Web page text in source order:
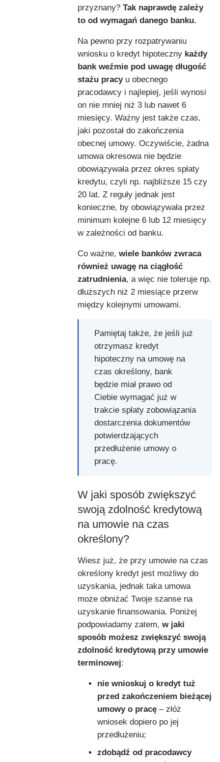
przyznany? Tak naprawdę zależy
to od wymagań danego banku.
Na pewno przy rozpatrywaniu
wniosku o kredyt hipoteczny każdy
bank weźmie pod uwagę długość
stażu pracyu obecnego
pracodawcy i najlepiej, jeśli wynosi
on nie mniej niż 3 lub nawet 6
miesięcy. Ważny jest także czas,
jaki pozostał do zakończenia
obecnej umowy. Oczywiście, żadna
umowa okresowa nie będzie
obowiązywała przez okres spłaty
kredytu, czyli np. najbliższe 15 czy
20 lat. Z reguły jednak jest
konieczne, by obowiązywała przez
minimum kolejne 6 lub 12 miesięcy
w zależności od banku.
Co ważne, wiele banków zwraca
również uwagę na ciągłość
zatrudnienia, a więc nie toleruje np.
dłuższych niż 2 miesiące przerw
między kolejnymi umowami.
Pamiętaj także, że jeśli już
otrzymasz kredyt
hipoteczny na umowę na
czas określony, bank
będzie miał prawo od
Ciebie wymagać już w
trakcie spłaty zobowiązania
dostarczenia dokumentów
potwierdzających
przedłużenie umowy o
pracę.
W jaki sposób zwiększyć
swoją zdolność kredytową
na umowie na czas
określony?
Wiesz już, że przy umowie na czas
określony kredyt jest możliwy do
uzyskania, jednak taka umowa
może obniżać Twoje szanse na
uzyskanie finansowania. Poniżej
podpowiadamy zatem, w jaki
sposób możesz zwiększyć swoją
zdolność kredytową przy umowie
terminowej:
nie wnioskuj o kredyt tuż
przed zakończeniem bieżącej
umowy o pracę – złóż
wniosek dopiero po jej
przedłużeniu;
zdobądź od pracodawcy